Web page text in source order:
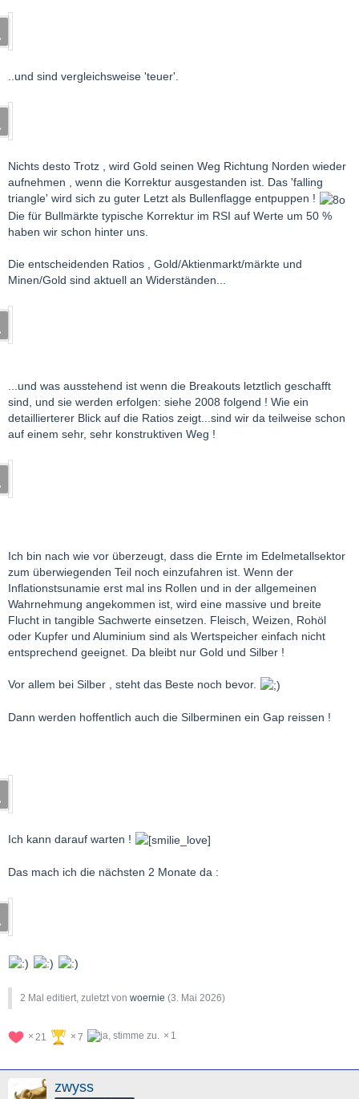
..und sind vergleichsweise 'teuer'.
Nichts desto Trotz , wird Gold seinen Weg Richtung Norden wieder
aufnehmen , wenn die Korrektur ausgestanden ist. Das 'falling
triangle' wird sich zu guter Letzt als Bullenflagge entpuppen !
Die für Bullmärkte typische Korrektur im RSI auf Werte um 50 %
haben wir schon hinter uns.
Die entscheidenden Ratios , Gold/Aktienmarkt/märkte und
Minen/Gold sind aktuell an Widerständen...
...und was ausstehend ist wenn die Breakouts letztlich geschafft
sind, und sie werden erfolgen: siehe 2008 folgend ! Wie ein
detaillierterer Blick auf die Ratios zeigt...sind wir da teilweise schon
auf einem sehr, sehr konstruktiven Weg !
Ich bin nach wie vor überzeugt, dass die Ernte im Edelmetallsektor
zum überwiegenden Teil noch einzufahren ist. Wenn der
Inflationstsunamie erst mal ins Rollen und in der allgemeinen
Wahrnehmung angekommen ist, wird eine massive und breite
Flucht in tangible Sachwerte einsetzen. Fleisch, Weizen, Rohöl
oder Kupfer und Aluminium sind als Wertspeicher einfach nicht
entsprechend geeignet. Da bleibt nur Gold und Silber !
Vor allem bei Silber , steht das Beste noch bevor.
Dann werden hoffentlich auch die Silberminen ein Gap reissen !
Ich kann darauf warten !
Das mach ich die nächsten 2 Monate da :
2 Mal editiert, zuletzt von woernie (3. Mai 2026)
21 7 1
zwyss